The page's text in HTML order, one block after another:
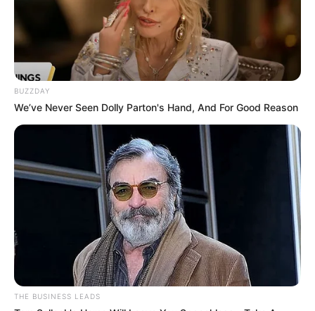
Kostenlose Reiseführer
Hotel Stolpenhierbuchen
Lage der Burg Stolpen:
Route zu diesem Ausflugsziel
, auch vomaktuellen Standort aus
bieten wir die GPS-Daten als Wegpunkt zum
im GPX-Formatan, für den Import in Navigationsgeräten
und in Google Earth. Die GPS-Daten lauten: Latitude
(Breitengrad) = 51.0486 und Longitude (Längengrad) =
14.0848.
BUZZDAY
We’ve Never Seen Dolly Parton's Hand, And For Good Reason
THE BUSINESS LEADS